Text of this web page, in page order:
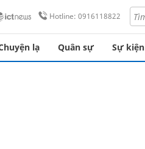
Hotline: 0916118822
lạ Quân sự Sự kiện